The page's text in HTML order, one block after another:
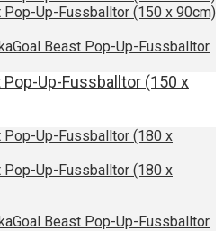
Beast Pop-Up-Fussballtor
Pop-Up-Fussballtor (150 x
Beast Pop-Up-Fussballtor